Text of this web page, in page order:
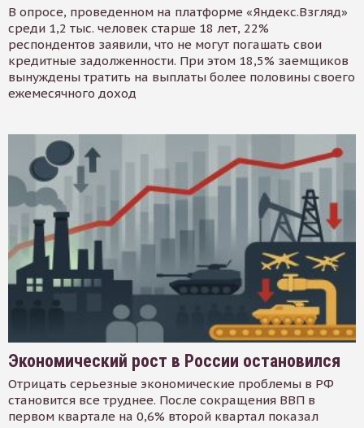
В опросе, проведенном на платформе «Яндекс.Взгляд»
среди 1,2 тыс. человек старше 18 лет, 22%
респондентов заявили, что не могут погашать свои
кредитные задолженности. При этом 18,5% заемщиков
вынуждены тратить на выплаты более половины своего
ежемесячного доход
Экономический рост в России остановился
Отрицать серьезные экономические проблемы в РФ
становится все труднее. После сокращения ВВП в
первом квартале на 0,6% второй квартал показал